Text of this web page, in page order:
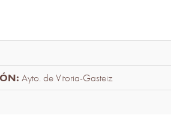
Ayto. de Vitoria-Gasteiz